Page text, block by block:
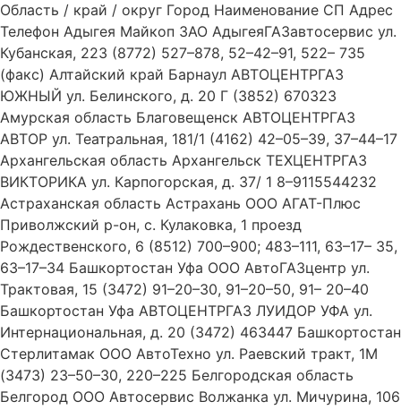
Область / край / округ Город Наименование СП Адрес
Телефон Адыгея Майкоп ЗАО АдыгеяГАЗавтосервис ул.
Кубанская, 223 (8772) 527–878, 52–42–91, 522– 735
(факс) Алтайский край Барнаул АВТОЦЕНТРГАЗ
ЮЖНЫЙ ул. Белинского, д. 20 Г (3852) 670323
Амурская область Благовещенск АВТОЦЕНТРГАЗ
АВТОР ул. Театральная, 181/1 (4162) 42–05–39, 37–44–17
Архангельская область Архангельск ТЕХЦЕНТРГАЗ
ВИКТОРИКА ул. Карпогорская, д. 37/ 1 8–9115544232
Астраханская область Астрахань ООО АГАТ-Плюс
Приволжский р-он, с. Кулаковка, 1 проезд
Рождественского, 6 (8512) 700–900; 483–111, 63–17– 35,
63–17–34 Башкортостан Уфа ООО АвтоГАЗцентр ул.
Трактовая, 15 (3472) 91–20–30, 91–20–50, 91– 20–40
Башкортостан Уфа АВТОЦЕНТРГАЗ ЛУИДОР УФА ул.
Интернациональная, д. 20 (3472) 463447 Башкортостан
Стерлитамак ООО АвтоТехно ул. Раевский тракт, 1М
(3473) 23–50–30, 220–225 Белгородская область
Белгород ООО Автосервис Волжанка ул. Мичурина, 106